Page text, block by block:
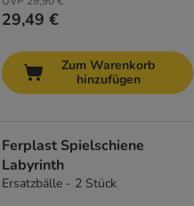
29,49 €
Zum Warenkorb
hinzufügen
Ferplast Spielschiene
Labyrinth
Ersatzbälle - 2 Stück